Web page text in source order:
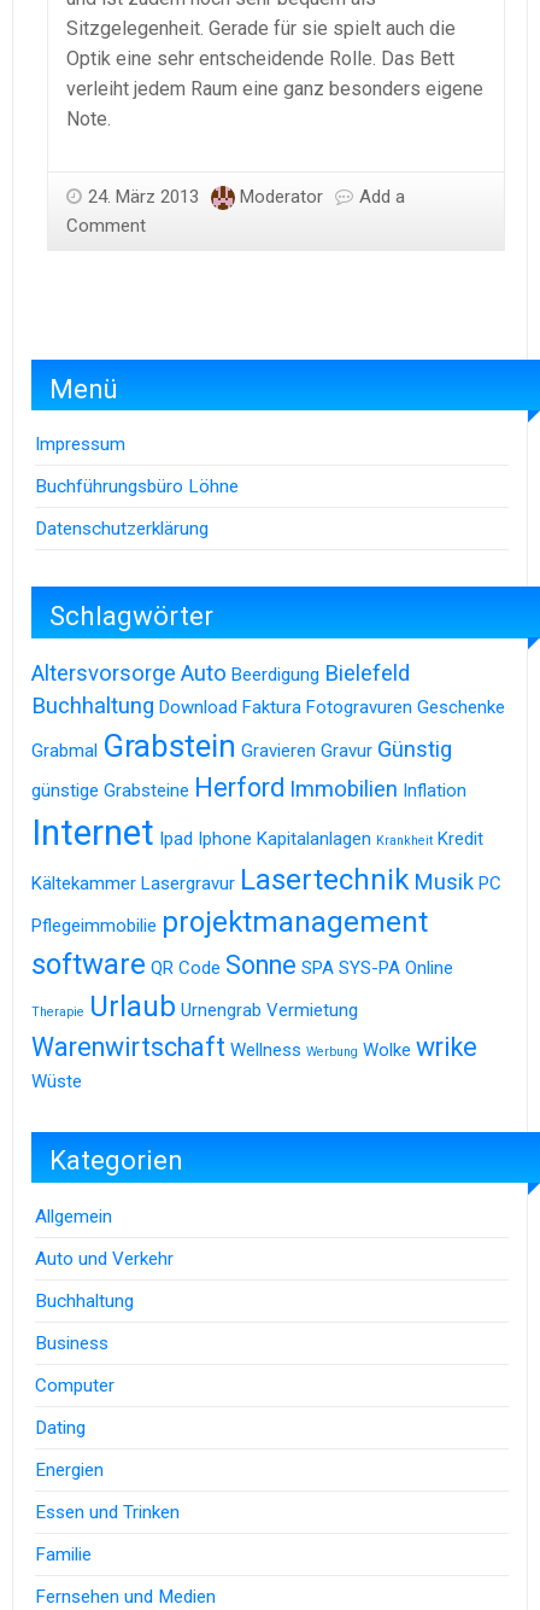
Sitzgelegenheit. Gerade für sie spielt auch die
Optik eine sehr entscheidende Rolle. Das Bett
verleiht jedem Raum eine ganz besonders eigene
Note.
24. März 2013 Moderator
Add a
Comment
Menü
Impressum
Buchführungsbüro Löhne
Datenschutzerklärung
Schlagwörter
Altersvorsorge Auto Beerdigung Bielefeld
Buchhaltung Download Faktura Fotogravuren Geschenke
Grabmal Grabstein Gravieren Gravur Günstig
günstige Grabsteine Herford Immobilien Inflation
Internet Ipad Iphone Kapitalanlagen Krankheit Kredit
Kältekammer Lasergravur Lasertechnik Musik PC
Pflegeimmobilie projektmanagement
software QR Code Sonne SPA SYS-PA Online
Therapie Urlaub Urnengrab Vermietung
Warenwirtschaft Wellness Werbung Wolke wrike
Wüste
Kategorien
Allgemein
Auto und Verkehr
Buchhaltung
Business
Computer
Dating
Energien
Essen und Trinken
Familie
Fernsehen und Medien